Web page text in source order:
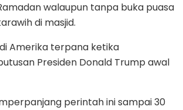
walaupun tanpa buka puasa
di masjid.
Amerika terpana ketika
Presiden Donald Trump awal
perintah ini sampai 30